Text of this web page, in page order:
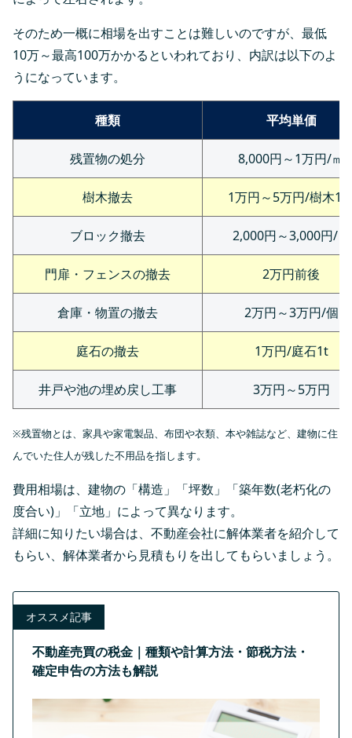
そのため一概に相場を出すことは難しいのですが、最低
10万～最高100万かかるといわれており、内訳は以下のよ
うになっています。
種類 平均単価
残置物の処分 8,000円～1万円/㎥
樹木撤去 1万円～5万円/樹木1
ブロック撤去 2,000円～3,000円/㎡
門扉・フェンスの撤去 2万円前後
倉庫・物置の撤去 2万円～3万円/個
庭石の撤去 1万円/庭石1t
井戸や池の埋め戻し工事 3万円～5万円
※残置物とは、家具や家電製品、布団や衣類、本や雑誌など、建物に住
んでいた住人が残した不用品を指します。
費用相場は、建物の「構造」「坪数」「築年数(老朽化の
度合い)」「立地」によって異なります。
詳細に知りたい場合は、不動産会社に解体業者を紹介して
もらい、解体業者から見積もりを出してもらいましょう。
オススメ記事
不動産売買の税金｜種類や計算方法・節税方法・
確定申告の方法も解説